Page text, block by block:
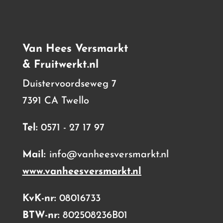
Van Hees Versmarkt
& Fruitwerkt.nl
Duistervoordseweg 7
7391 CA Twello
Tel: 0571 - 27 17 97
Mail: info@vanheesversmarkt.nl
www.vanheesversmarkt.nl
KvK-nr: 08016733
BTW-nr: 802508236B01